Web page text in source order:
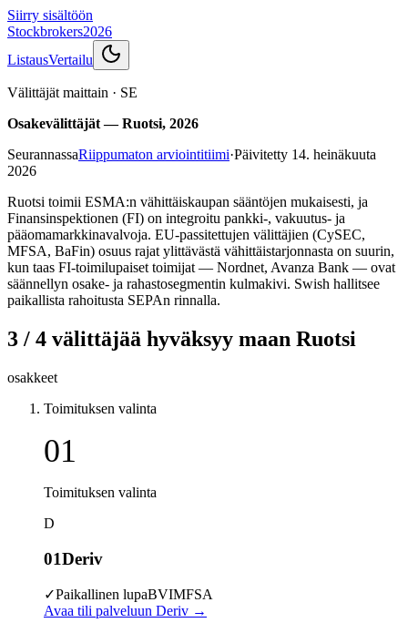
Siirry sisältöön
Stockbrokers2026
ListausVertailu
Välittäjät maittain · SE
Osakevälittäjät — Ruotsi, 2026
SeurannassaRiippumaton arviointitiimi·Päivitetty 14. heinäkuuta
2026
Ruotsi toimii ESMA:n vähittäiskaupan sääntöjen mukaisesti, ja
Finansinspektionen (FI) on integroitu pankki-, vakuutus- ja
pääomamarkkinavalvoja. EU-passitettujen välittäjien (CySEC,
MFSA, BaFin) osuus rajat ylittävästä vähittäistarjonnasta on suurin,
kun taas FI-toimilupaiset toimijat — Nordnet, Avanza Bank — ovat
säännellyn osake- ja rahastosegmentin kulmakivi. Swish hallitsee
paikallista rahoitusta SEPAn rinnalla.
3 / 4 välittäjää hyväksyy maan Ruotsi
osakkeet
Toimituksen valinta
01
Toimituksen valinta
D
01Deriv
✓Paikallinen lupaBVIMFSA
Avaa tili palveluun Deriv →